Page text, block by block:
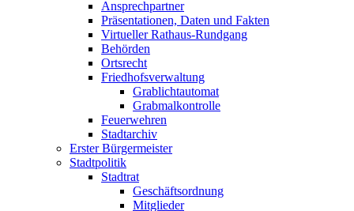
Ansprechpartner
Präsentationen, Daten und Fakten
Virtueller Rathaus-Rundgang
Behörden
Ortsrecht
Friedhofsverwaltung
Grablichtautomat
Grabmalkontrolle
Feuerwehren
Stadtarchiv
Erster Bürgermeister
Stadtpolitik
Stadtrat
Geschäftsordnung
Mitglieder